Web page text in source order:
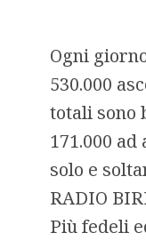
Ogni
530.000
totali sono
171.000
solo e
RADIO
Più fedeli